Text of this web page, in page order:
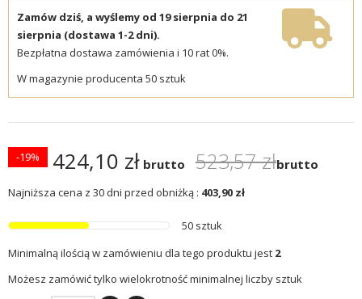
Zamów dziś, a wyślemy od 19 sierpnia do 21
sierpnia (dostawa 1-2 dni).
Bezpłatna dostawa zamówienia i 10 rat 0%.
W magazynie producenta 50 sztuk
424,10 zł brutto 523,57 złbrutto
-19%
Najniższa cena z 30 dni przed obniżką : 403,90 zł
50 sztuk
Minimalną ilością w zamówieniu dla tego produktu jest 2
Możesz zamówić tylko wielokrotność minimalnej liczby sztuk